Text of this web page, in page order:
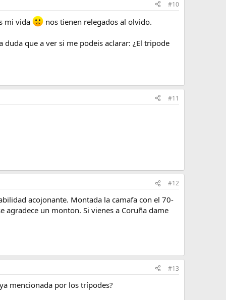
#10
mi vida nos tienen relegados al olvido.
que a ver si me podeis aclarar: ¿El tripode
#11
#12
acojonante. Montada la camafa con el 70-
agradece un monton. Si vienes a Coruña dame
#13
mencionada por los trípodes?